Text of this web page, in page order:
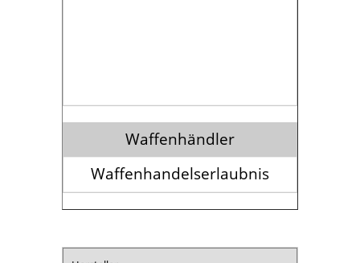
Waffenhändler
Waffenhandelserlaubnis